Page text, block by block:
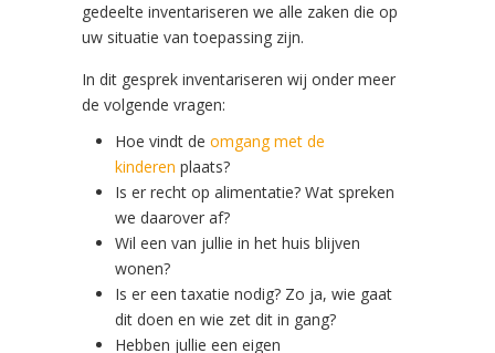
gedeelte inventariseren we alle zaken die op
uw situatie van toepassing zijn.
In dit gesprek inventariseren wij onder meer
de volgende vragen:
Hoe vindt de omgang met de
kinderen plaats?
Is er recht op alimentatie? Wat spreken
we daarover af?
Wil een van jullie in het huis blijven
wonen?
Is er een taxatie nodig? Zo ja, wie gaat
dit doen en wie zet dit in gang?
Hebben jullie een eigen